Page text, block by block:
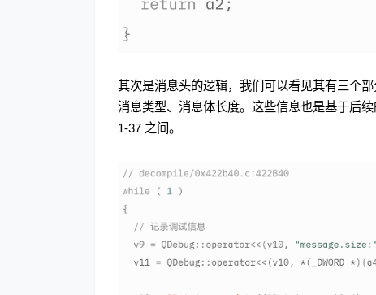
其次是消息头的逻辑，我们可以看见其有三个
消息类型、消息体长度。这些信息也是基于后
1-37 之间。